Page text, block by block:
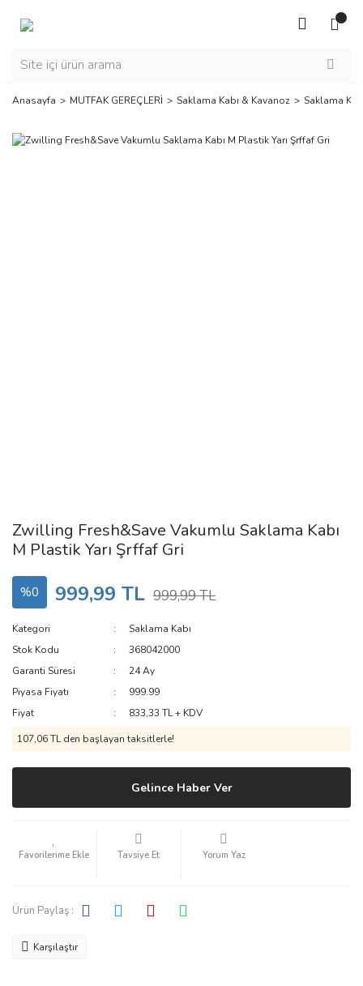
Anasayfa MUTFAK GEREÇLERİ Saklama Kabı & Kavanoz Saklama
Zwilling Fresh&Save Vakumlu Saklama Kabı
M Plastik Yarı Şrffaf Gri
%0 999,99 TL 999,99 TL
Kategori
Saklama Kabı
Stok Kodu
368042000
Garanti Süresi
24 Ay
Piyasa Fiyatı
999.99
Fiyat
833,33 TL + KDV
107,06 TL den başlayan taksitlerle!
Gelince Haber Ver
Tavsiye Et Yorum Yaz
Ürün Paylaş :
Karşılaştır